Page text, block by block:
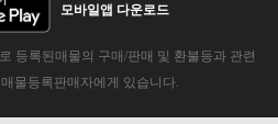
모바일앱 다운로드
등록된매물의 구매/판매 및 환불등과 관련
물등록판매자에게 있습니다.